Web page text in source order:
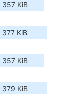
357 KiB
377 KiB
357 KiB
379 KiB